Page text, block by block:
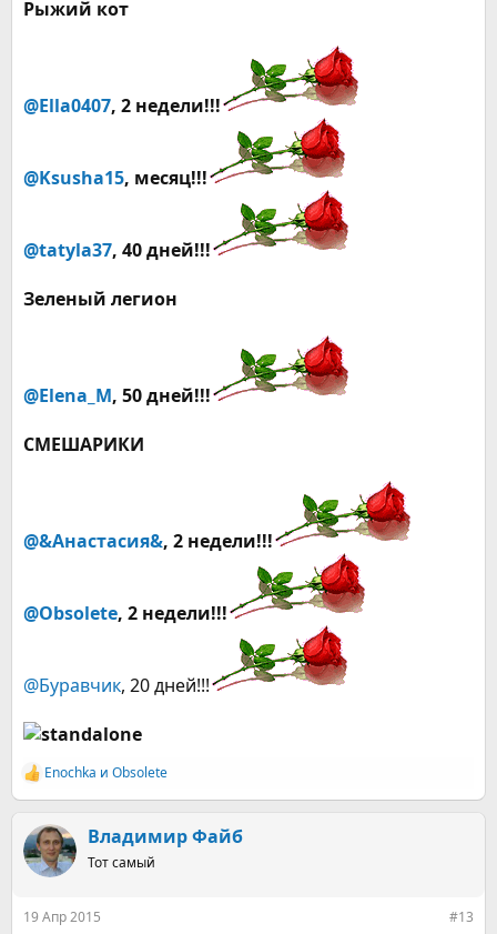
Рыжий кот
@Ella0407, 2 недели!!!
@Ksusha15, месяц!!!
@tatyla37, 40 дней!!!
Зеленый легион
@Elena_M, 50 дней!!!
СМЕШАРИКИ
@&Анастасия&, 2 недели!!!
@Obsolete, 2 недели!!!
@Буравчик, 20 дней!!!
Р
е
к
ц
и
Enochka и Obsolete
Владимир Файб
Тот самый
19 Апр 2015 #13